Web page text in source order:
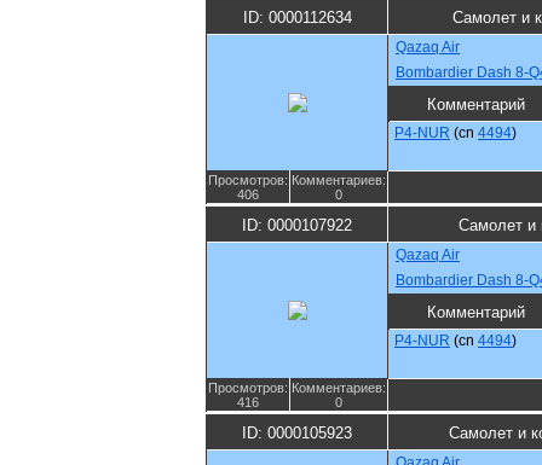
ID: 0000112634 Самолет и
Qazaq Air
Bombardier Dash 8-
Комментарий
P4-NUR (cn 4494)
Просмотров:
406
Комментариев:
0
ID: 0000107922 Самолет и
Qazaq Air
Bombardier Dash 8-
Комментарий
P4-NUR (cn 4494)
Просмотров:
416
Комментариев:
0
ID: 0000105923 Самолет и